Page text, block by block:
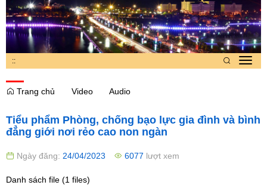
::
Trang chủ
Video Audio
Tiểu phẩm Phòng, chống bạo lực gia đình và bình
đẳng giới nơi rẻo cao non ngàn
Ngày đăng: 24/04/2023 6077 lượt xem
Danh sách file (1 files)